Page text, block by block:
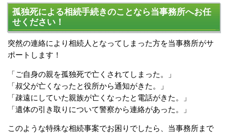
孤独死による相続手続きのことなら当事務所へお任
せください！
突然の連絡により相続人となってしまった方を当事務所がサ
ポートします！
「ご自身の親を孤独死で亡くされてしまった。」
「叔父が亡くなったと役所から通知がきた。」
「疎遠にしていた親族が亡くなったと電話がきた。」
「遺体の引き取りについて警察から連絡があった。」
このような特殊な相続事案でお困りでしたら、当事務所まで